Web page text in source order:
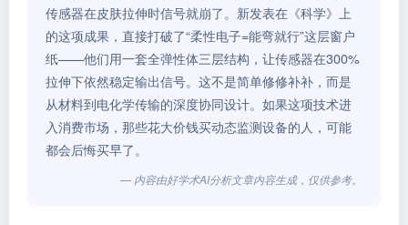
传感器在皮肤拉伸时信号就崩了。新发表在《科学》上
的这项成果，直接打破了“柔性电子=能弯就行”这层窗户
纸——他们用一套全弹性体三层结构，让传感器在300%
拉伸下依然稳定输出信号。这不是简单修修补补，而是
从材料到电化学传输的深度协同设计。如果这项技术进
入消费市场，那些花大价钱买动态监测设备的人，可能
都会后悔买早了。
— 内容由好学术AI分析文章内容生成，仅供参考。